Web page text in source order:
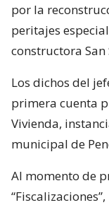
por la
peritajes
constructora San
Los dichos del
primera cuenta
Vivienda,
municipal de
Al momento de